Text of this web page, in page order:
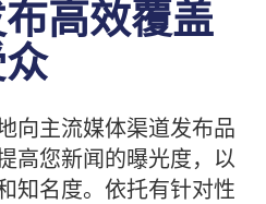
高效覆盖
向主流媒体渠道发布品
高您新闻的曝光度，以
知名度。依托有针对性